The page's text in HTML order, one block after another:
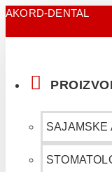
AKORD-DENTAL
SAJAMSKE